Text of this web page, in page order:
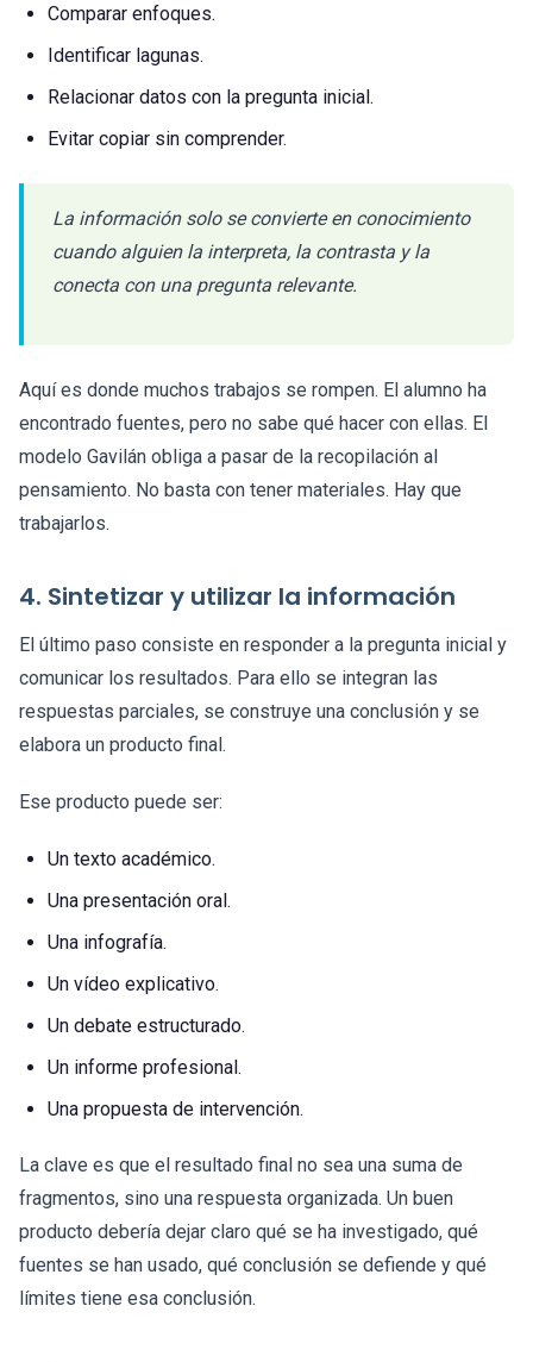
Comparar enfoques.
Identificar lagunas.
Relacionar datos con la pregunta inicial.
Evitar copiar sin comprender.
La información solo se convierte en conocimiento
cuando alguien la interpreta, la contrasta y la
conecta con una pregunta relevante.
Aquí es donde muchos trabajos se rompen. El alumno ha
encontrado fuentes, pero no sabe qué hacer con ellas. El
modelo Gavilán obliga a pasar de la recopilación al
pensamiento. No basta con tener materiales. Hay que
trabajarlos.
4. Sintetizar y utilizar la información
El último paso consiste en responder a la pregunta inicial y
comunicar los resultados. Para ello se integran las
respuestas parciales, se construye una conclusión y se
elabora un producto final.
Ese producto puede ser:
Un texto académico.
Una presentación oral.
Una infografía.
Un vídeo explicativo.
Un debate estructurado.
Un informe profesional.
Una propuesta de intervención.
La clave es que el resultado final no sea una suma de
fragmentos, sino una respuesta organizada. Un buen
producto debería dejar claro qué se ha investigado, qué
fuentes se han usado, qué conclusión se defiende y qué
límites tiene esa conclusión.